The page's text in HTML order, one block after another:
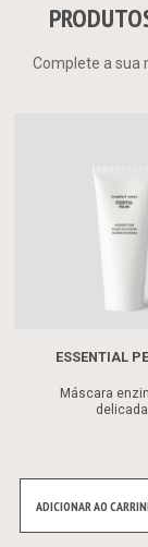
Complete a sua
ESSENTIAL
Máscara
delicada
ADICIONAR AO